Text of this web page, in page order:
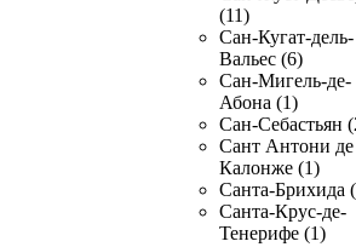
(11)
Сан-Кугат-дель-
Вальес (6)
Сан-Мигель-де-
Абона (1)
Сан-Себастьян
Сант Антони де
Калонже (1)
Санта-Брихида
Санта-Крус-де-
Тенерифе (1)